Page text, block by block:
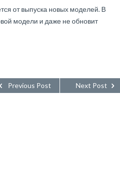
от выпуска новых моделей. В
модели и даже не обновит
Next Post
Previous Post